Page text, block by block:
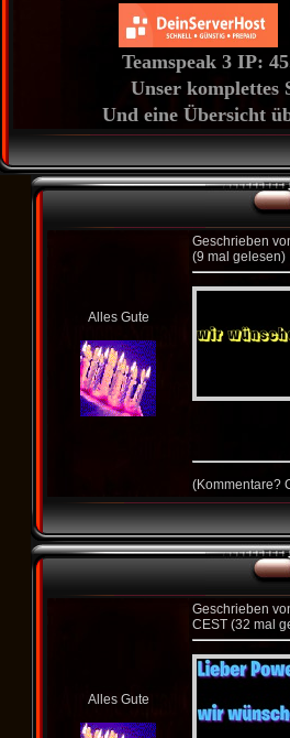
Teamspeak 3 IP:
Unser komplettes
Und eine Übersicht
Alles Gute
Geschrieben
(9 mal gelesen)
(Kommentare?
Alles Gute
Geschrieben
CEST (32 mal